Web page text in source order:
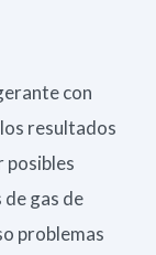
con
resultados
posibles
gas de
problemas